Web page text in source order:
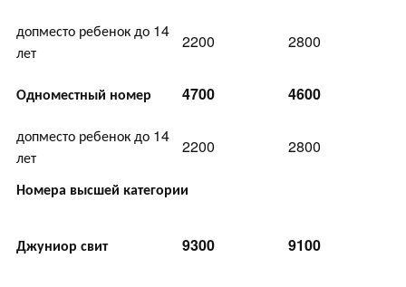
допместо ребенок до 14
лет
2200 2800
Одноместный номер 4700
4600
допместо ребенок до 14
лет
2200 2800
Номера высшей категории
Джуниор свит 9300 9100